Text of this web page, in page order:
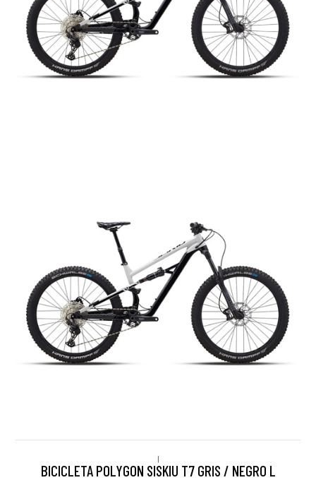
|
BICICLETA POLYGON SISKIU T7 GRIS / NEGRO L